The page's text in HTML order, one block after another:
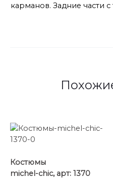
карманов. Задние части
Костюмы
michel-chic, арт: 1370